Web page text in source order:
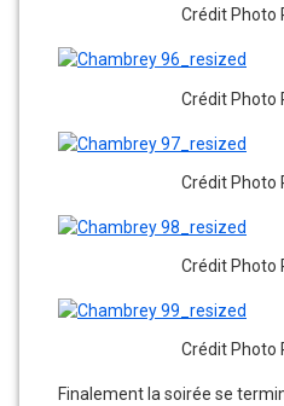
Crédit Photo
Crédit Photo
Crédit Photo
Crédit Photo
Crédit Photo
Finalement la soirée se